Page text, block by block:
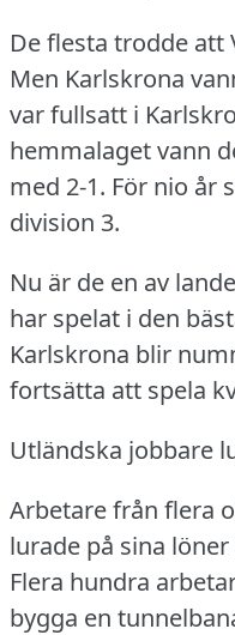
De flesta trodde att
Men Karlskrona
var fullsatt i
hemmalaget vann
med 2-1. För nio år
division 3.
Nu är de en av
har spelat i den
Karlskrona blir
fortsätta att spela
Utländska jobbare
Arbetare från flera
lurade på sina
Flera hundra
bygga en